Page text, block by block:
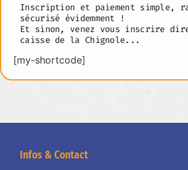
Inscription et paiement simple,
sécurisé évidemment !
Et sinon, venez vous inscrire
caisse de la Chignole...
[my-shortcode]
Infos & Contact